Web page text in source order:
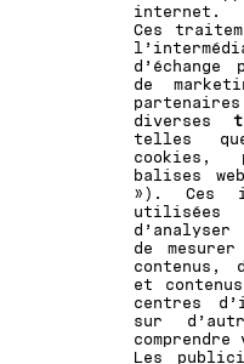
internet.
Ces
de
diverses
telles
balises
»). Ces
de
contenus,
et
centres
sur
Les